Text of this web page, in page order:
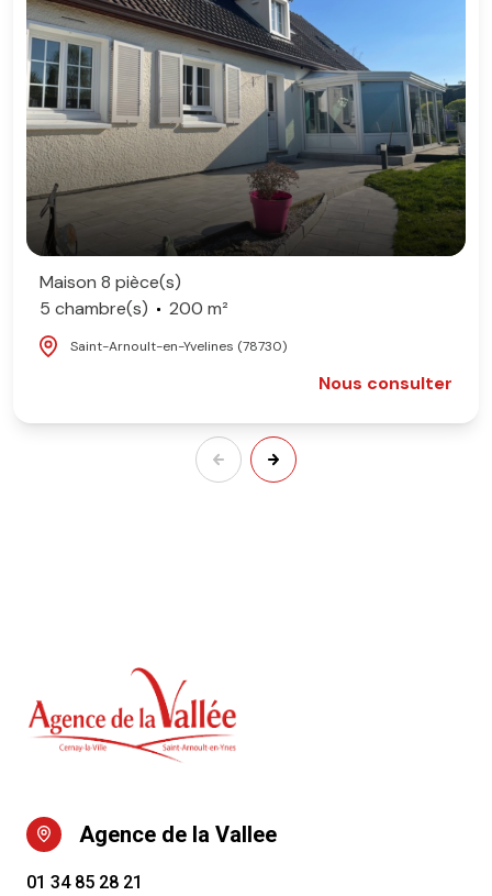
Maison 8 pièce(s)
5 chambre(s)
200 m²
Saint-Arnoult-en-Yvelines (78730)
Nous consulter
Agence de la Vallee
01 34 85 28 21